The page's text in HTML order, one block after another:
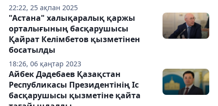
22:22, 25 ақпан 2025
18:26, 06 қаңтар 2023
"Астана" халықаралық қаржы
орталығының басқарушысы
Қайрат Келімбетов қызметінен
босатылды
Айбек Дәдебаев Қазақстан
Республикасы Президентінің Іс
басқарушысы қызметіне қайта